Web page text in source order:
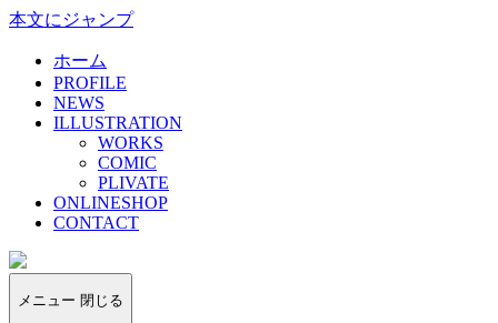
本文にジャンプ
ホーム
PROFILE
NEWS
ILLUSTRATION
WORKS
COMIC
PLIVATE
ONLINESHOP
CONTACT
kotoyado
メニュー 閉じる